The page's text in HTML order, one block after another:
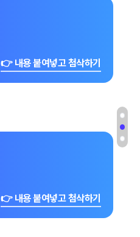
👉 내용 붙여넣고 첨삭하기
👉 내용 붙여넣고 첨삭하기